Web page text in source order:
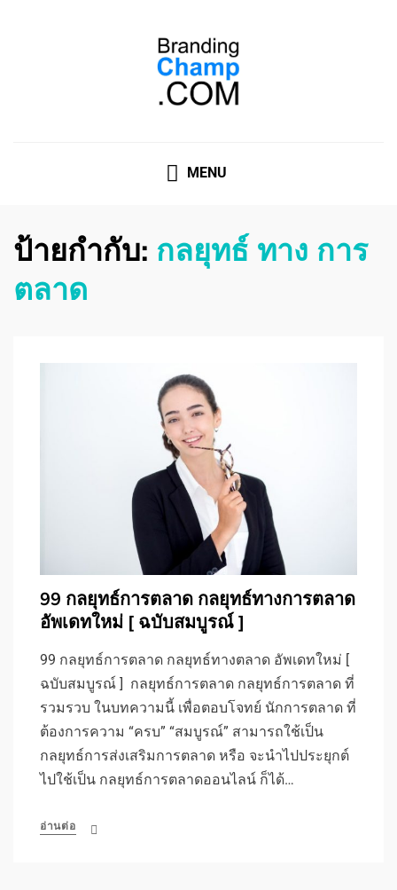
MENU
ป้ายกำกับ: กลยุทธ์ ทาง การ
ตลาด
99 กลยุทธ์การตลาด กลยุทธ์ทางการตลาด
อัพเดทใหม่ [ ฉบับสมบูรณ์ ]
99 กลยุทธ์การตลาด กลยุทธ์ทางตลาด อัพเดทใหม่ [
ฉบับสมบูรณ์ ] กลยุทธ์การตลาด กลยุทธ์การตลาด ที่
รวมรวบ ในบทความนี้ เพื่อตอบโจทย์ นักการตลาด ที่
ต้องการความ “ครบ” “สมบูรณ์” สามารถใช้เป็น
กลยุทธ์การส่งเสริมการตลาด หรือ จะนำไปประยุกต์
ไปใช้เป็น กลยุทธ์การตลาดออนไลน์ ก็ได้…
อ่านต่อ